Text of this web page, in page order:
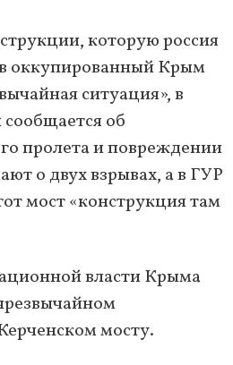
которую россия
оккупированный Крым
ситуация», в
сообщается об
пролета и повреждении
о двух взрывах, а в ГУР
мост «конструкция там
власти Крыма
мосту.